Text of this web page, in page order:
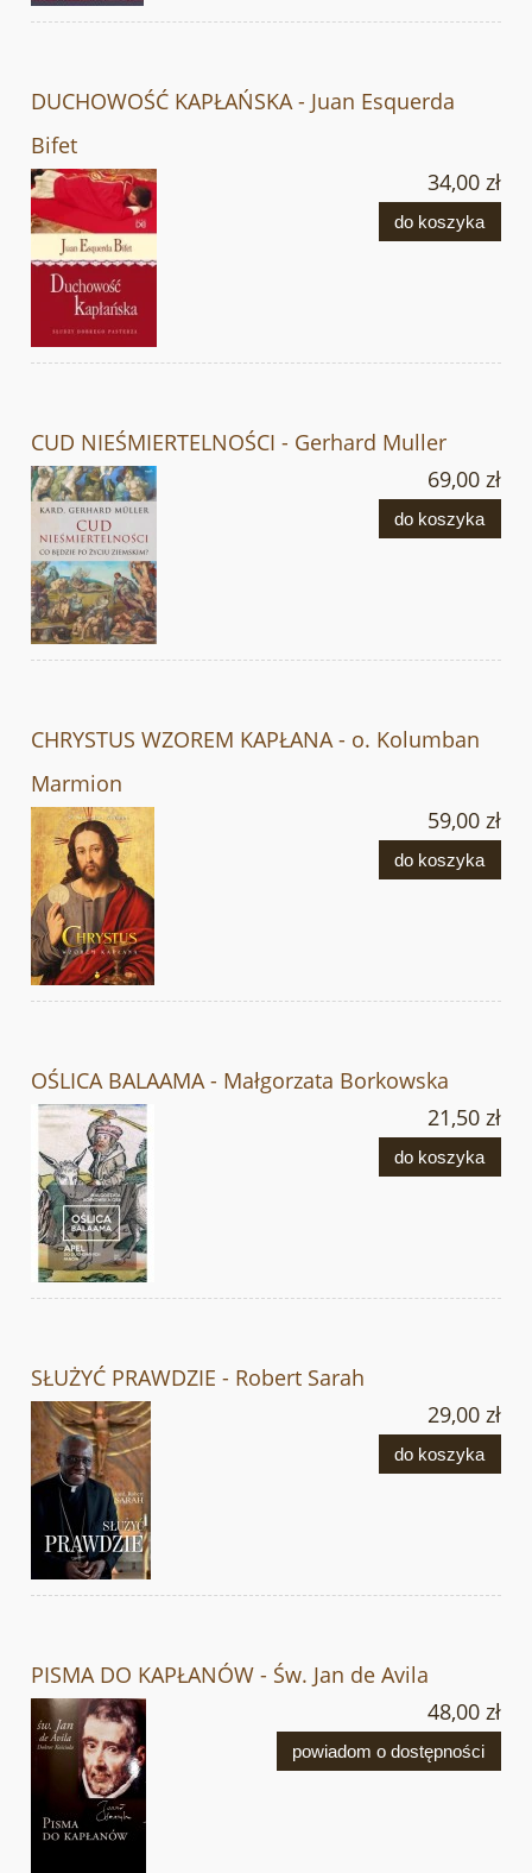
DUCHOWOŚĆ KAPŁAŃSKA - Juan Esquerda
Bifet
34,00 zł
do koszyka
CUD NIEŚMIERTELNOŚCI - Gerhard Muller
69,00 zł
do koszyka
CHRYSTUS WZOREM KAPŁANA - o. Kolumban
Marmion
59,00 zł
do koszyka
OŚLICA BALAAMA - Małgorzata Borkowska
21,50 zł
do koszyka
SŁUŻYĆ PRAWDZIE - Robert Sarah
29,00 zł
do koszyka
PISMA DO KAPŁANÓW - Św. Jan de Avila
48,00 zł
powiadom o dostępności